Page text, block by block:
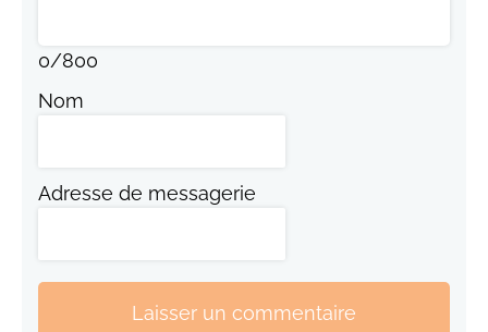
0/800
Nom
Adresse de messagerie
Laisser un commentaire